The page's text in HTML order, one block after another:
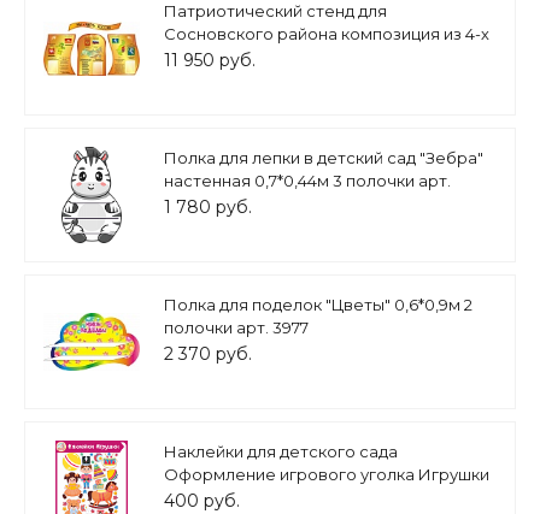
Патриотический стенд для
Сосновского района композиция из 4-х
частей арт. 5032
11 950 руб.
Полка для лепки в детский сад "Зебра"
настенная 0,7*0,44м 3 полочки арт.
П1433
1 780 руб.
Полка для поделок "Цветы" 0,6*0,9м 2
полочки арт. 3977
2 370 руб.
Наклейки для детского сада
Оформление игрового уголка Игрушки
0,4*0,5м арт.Н1890
400 руб.